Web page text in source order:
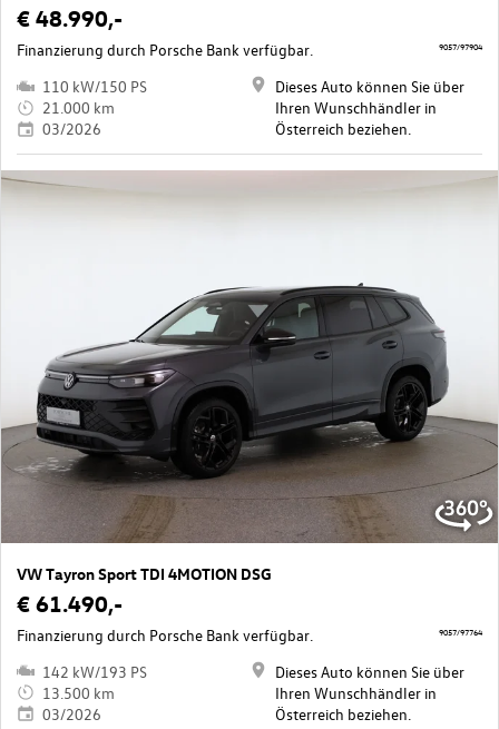
€ 48.990,-
Finanzierung durch Porsche Bank verfügbar.
110 kW/150 PS
21.000 km
03/2026
Dieses Auto können Sie über
Ihren Wunschhändler in
Österreich beziehen.
9057/97904
VW Tayron Sport TDI 4MOTION DSG
€ 61.490,-
Finanzierung durch Porsche Bank verfügbar.
142 kW/193 PS
13.500 km
03/2026
Dieses Auto können Sie über
Ihren Wunschhändler in
Österreich beziehen.
9057/97764